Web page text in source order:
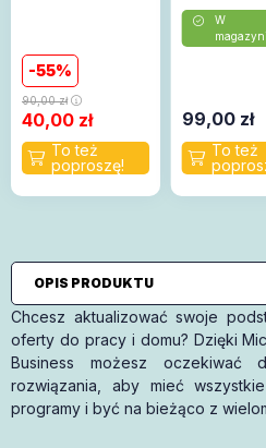
55
90,00zł
40,00 zł
W
99,00zł
OPIS PRODUKTU
Chcesz aktualizować swoje
oferty do pracy i domu? Dzięki
Business możesz oczekiwać
rozwiązania, aby mieć
programy i być na bieżąco z